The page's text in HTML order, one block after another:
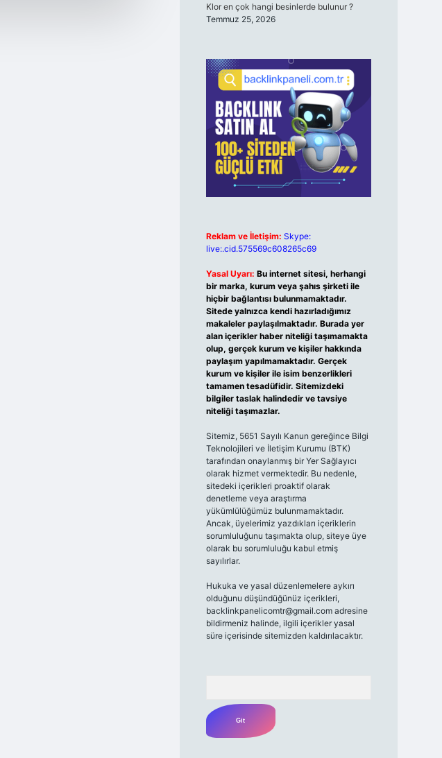
Klor en çok hangi besinlerde bulunur ?
Temmuz 25, 2026
Reklam ve İletişim: Skype:
live:.cid.575569c608265c69
Yasal Uyarı: Bu internet sitesi, herhangi
bir marka, kurum veya şahıs şirketi ile
hiçbir bağlantısı bulunmamaktadır.
Sitede yalnızca kendi hazırladığımız
makaleler paylaşılmaktadır. Burada yer
alan içerikler haber niteliği taşımamakta
olup, gerçek kurum ve kişiler hakkında
paylaşım yapılmamaktadır. Gerçek
kurum ve kişiler ile isim benzerlikleri
tamamen tesadüfidir. Sitemizdeki
bilgiler taslak halindedir ve tavsiye
niteliği taşımazlar.
Sitemiz, 5651 Sayılı Kanun gereğince Bilgi
Teknolojileri ve İletişim Kurumu (BTK)
tarafından onaylanmış bir Yer Sağlayıcı
olarak hizmet vermektedir. Bu nedenle,
sitedeki içerikleri proaktif olarak
denetleme veya araştırma
yükümlülüğümüz bulunmamaktadır.
Ancak, üyelerimiz yazdıkları içeriklerin
sorumluluğunu taşımakta olup, siteye üye
olarak bu sorumluluğu kabul etmiş
sayılırlar.
Hukuka ve yasal düzenlemelere aykırı
olduğunu düşündüğünüz içerikleri,
backlinkpanelicomtr@gmail.comadresine
bildirmeniz halinde, ilgili içerikler yasal
süre içerisinde sitemizden kaldırılacaktır.